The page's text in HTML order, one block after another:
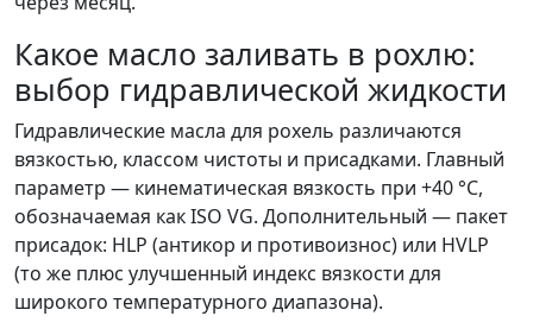
Какое масло заливать в рохлю:
выбор гидравлической жидкости
Гидравлические масла для рохель различаются
вязкостью, классом чистоты и присадками. Главный
параметр — кинематическая вязкость при +40 °C,
обозначаемая как ISO VG. Дополнительный — пакет
присадок: HLP (антикор и противоизнос) или HVLP
(то же плюс улучшенный индекс вязкости для
широкого температурного диапазона).